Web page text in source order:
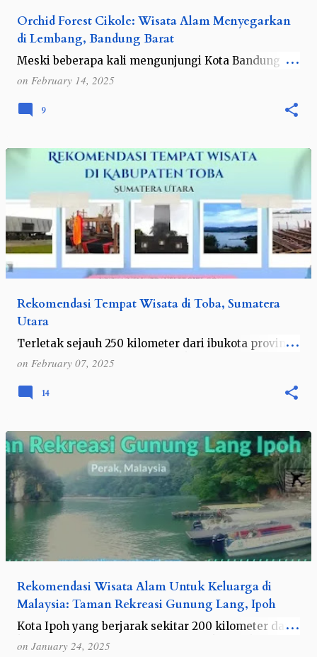
Orchid Forest Cikole: Wisata Alam Menyegarkan
di Lembang, Bandung Barat
Meski beberapa kali mengunjungi Kota Bandung
dan sekitarnya, namun harus diakui saya jarang
menulis soal tempat wisata di Bandung, Jawa Barat
ini. Terakhir kali menulis soal Bandu…
on February 14, 2025
9
Rekomendasi Tempat Wisata di Toba, Sumatera
Utara
Terletak sejauh 250 kilometer dari ibukota provinsi
Sumatera Utara , Medan dan dikelilingi hijaunya
pemandangan di sekitar Danau Toba, Kabupaten
Toba bisa menjadi salah satu tempa…
on February 07, 2025
14
Rekomendasi Wisata Alam Untuk Keluarga di
Malaysia: Taman Rekreasi Gunung Lang, Ipoh
Kota Ipoh yang berjarak sekitar 200 kilometer dari
kota Kuala Lumpur ini memang tidak seterkenal
on January 24, 2025